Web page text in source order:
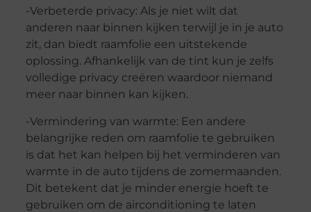
-Verbeterde privacy: Als je niet wilt dat
anderen naar binnen kijken terwijl je in je auto
zit, dan biedt raamfolie een uitstekende
oplossing. Afhankelijk van de tint kun je zelfs
volledige privacy creëren waardoor niemand
meer naar binnen kan kijken.
-Vermindering van warmte: Een andere
belangrijke reden om raamfolie te gebruiken
is dat het kan helpen bij het verminderen van
warmte in de auto tijdens de zomermaanden.
Dit betekent dat je minder energie hoeft te
gebruiken om de airconditioning te laten